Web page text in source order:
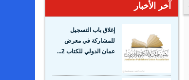
آخر الأخبار
إغلاق باب التسجيل
للمشاركة في معرض
عمان الدولي للكتاب 2...